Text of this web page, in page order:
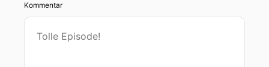
Kommentar